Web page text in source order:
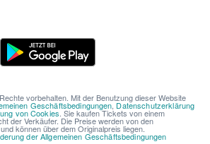
vorbehalten. Mit der Benutzung dieser Website
Geschäftsbedingungen Datenschutzerklärung
von Cookies . Sie kaufen Tickets von einem
der Verkäufer. Die Preise werden von den
können über dem Originalpreis liegen.
der Allgemeinen Geschäftsbedingungen